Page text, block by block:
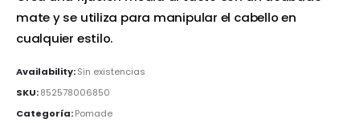
mate y se utiliza para manipular el cabello en
cualquier estilo.
Availability:Sin existencias
SKU:852578006850
Categoría:Pomade